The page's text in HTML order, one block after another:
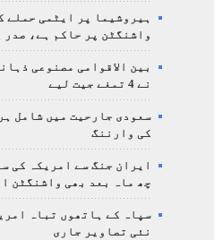
ہیروشیما پر ایٹمی حملے
واشنگٹن پر حاکم ہے، صدر
بین الاقوامی مصنوعی
نے 4 تمغے جیت لیے
سعودی جارحیت میں شامل
کی وارننگ
ایران جنگ سے امریکہ کی
چھ ماہ بعد بھی واشنگٹن
سپاہ کے ہاتھوں تباہ
نئی تصاویر جاری